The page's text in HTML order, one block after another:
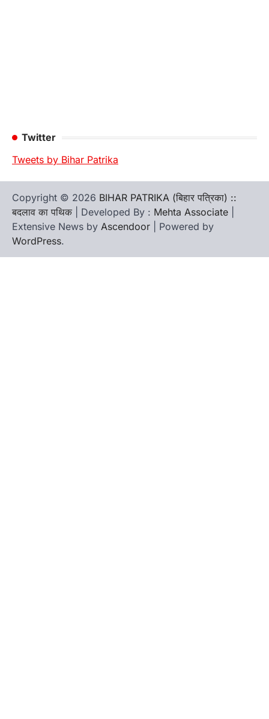
Twitter
Tweets by Bihar Patrika
Copyright © 2026 BIHAR PATRIKA (बिहार पत्रिका) ::
बदलाव का पथिक | Developed By : Mehta Associate
Extensive News by Ascendoor | Powered by
WordPress.